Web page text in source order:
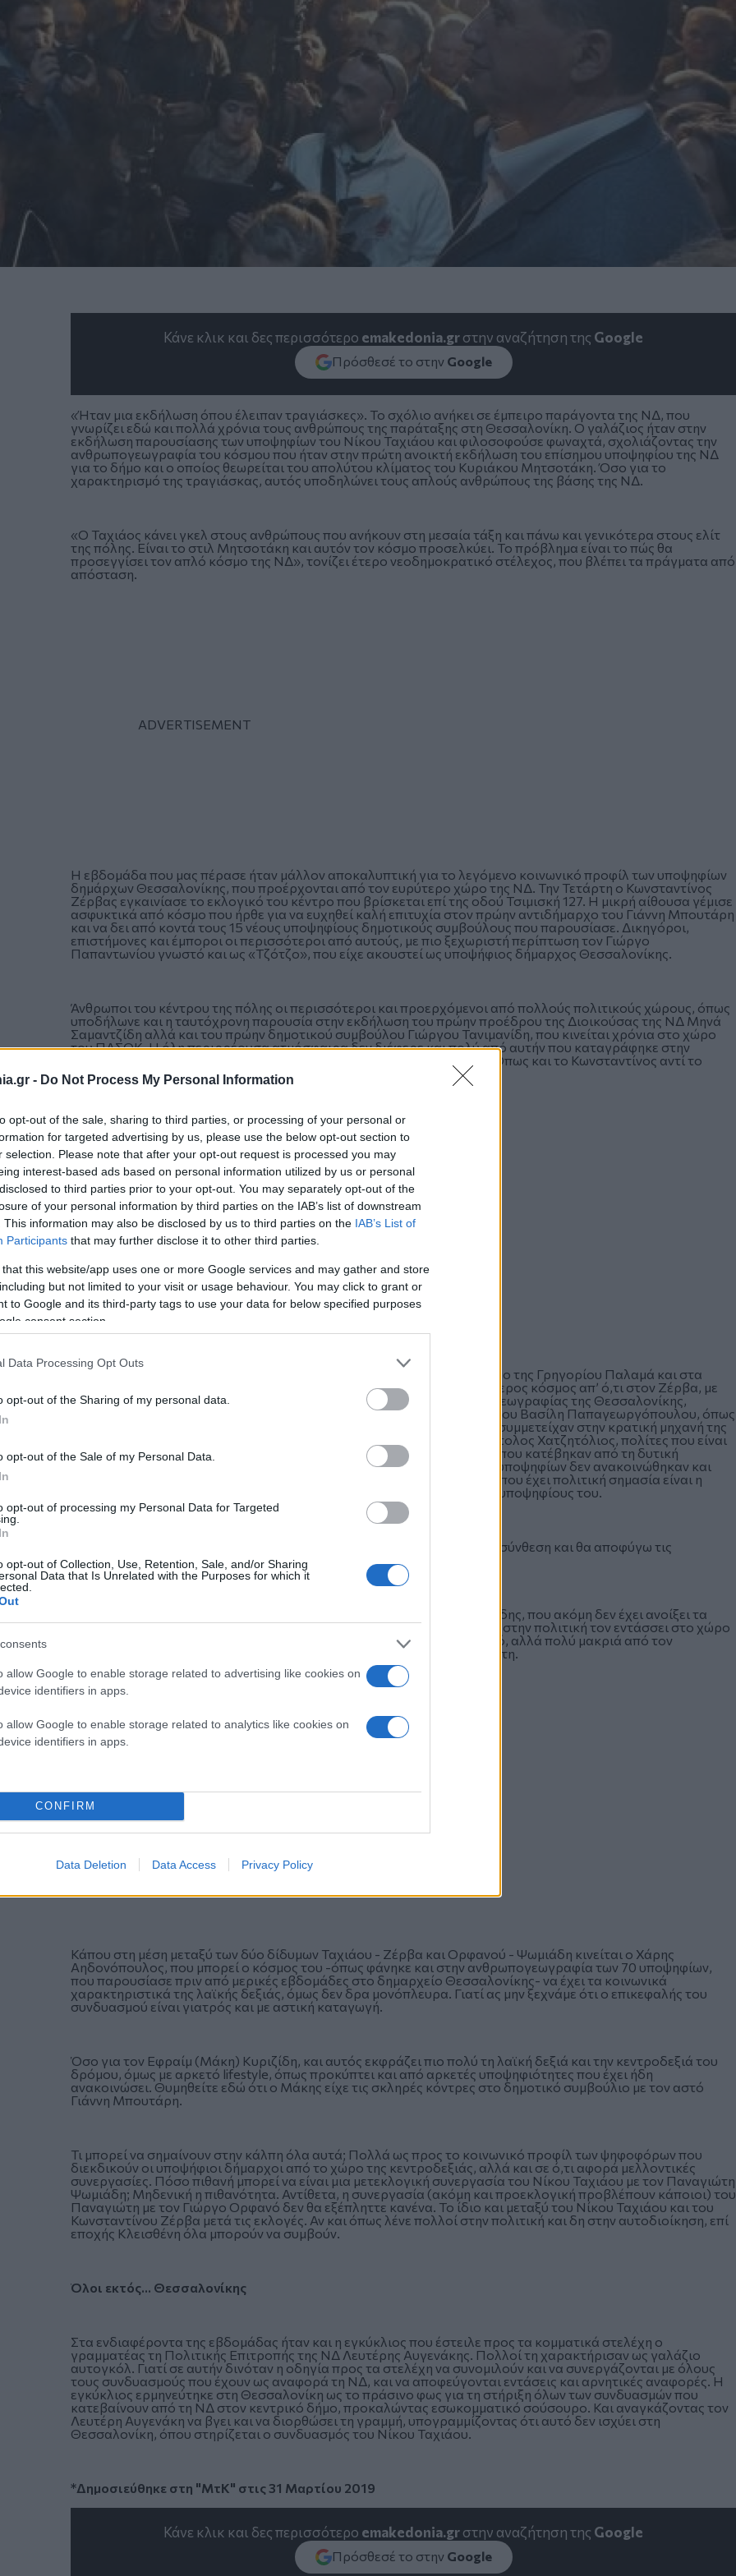
- Do Not Process My Personal Information
opt-out of the sale, sharing to third parties, or processing of your personal or
for targeted advertising by us, please use the below opt-out section to
selection. Please note that after your opt-out request is processed you may
interest-based ads based on personal information utilized by us or personal
to third parties prior to your opt-out. You may separately opt-out of the
of your personal information by third parties on the IAB’s list of downstream
This information may also be disclosed by us to third parties on the IAB’s List of
Participants that may further disclose it to other third parties.
that this website/app uses one or more Google services and may gather and store
but not limited to your visit or usage behaviour. You may click to grant or
to Google and its third-party tags to use your data for below specified purposes
consent section.
Data Processing Opt Outs
opt-out of the Sharing of my personal data.
opt-out of the Sale of my Personal Data.
opt-out of processing my Personal Data for Targeted
opt-out of Collection, Use, Retention, Sale, and/or Sharing
Data that Is Unrelated with the Purposes for which it
allow Google to enable storage related to advertising like cookies on
identifiers in apps.
allow Google to enable storage related to analytics like cookies on
identifiers in apps.
CONFIRM
Data Deletion Data Access Privacy Policy
Κάνε κλικ και δες περισσότερο emakedonia.grστην αναζήτηση της Google
Πρόσθεσέ το στην Google
«Ήταν μια εκδήλωση όπου έλειπαν τραγιάσκες». Το σχόλιο ανήκει σε έμπειρο παράγοντα της ΝΔ, που
γνωρίζει εδώ και πολλά χρόνια τους ανθρώπους της παράταξης στη Θεσσαλονίκη. Ο γαλάζιος ήταν στην
εκδήλωση παρουσίασης των υποψηφίων του Νίκου Ταχιάου και φιλοσοφούσε φωναχτά, σχολιάζοντας την
ανθρωπογεωγραφία του κόσμου που ήταν στην πρώτη ανοικτή εκδήλωση του επίσημου υποψηφίου της ΝΔ
για το δήμο και ο οποίος θεωρείται του απολύτου κλίματος του Κυριάκου Μητσοτάκη. Όσο για το
χαρακτηρισμό της τραγιάσκας, αυτός υποδηλώνει τους απλούς ανθρώπους της βάσης της ΝΔ.
«Ο Ταχιάος κάνει γκελ στους ανθρώπους που ανήκουν στη μεσαία τάξη και πάνω και γενικότερα στους ελίτ
της πόλης. Είναι το στιλ Μητσοτάκη και αυτόν τον κόσμο προσελκύει. Το πρόβλημα είναι το πώς θα
προσεγγίσει τον απλό κόσμο της ΝΔ», τονίζει έτερο νεοδημοκρατικό στέλεχος, που βλέπει τα πράγματα από
απόσταση.
Η εβδομάδα που μας πέρασε ήταν μάλλον αποκαλυπτική για το λεγόμενο κοινωνικό προφίλ των υποψηφίων
δημάρχων Θεσσαλονίκης, που προέρχονται από τον ευρύτερο χώρο της ΝΔ. Την Τετάρτη ο Κωνσταντίνος
Ζέρβας εγκαινίασε το εκλογικό του κέντρο που βρίσκεται επί της οδού Τσιμισκή 127. Η μικρή αίθουσα γέμισε
ασφυκτικά από κόσμο που ήρθε για να ευχηθεί καλή επιτυχία στον πρώην αντιδήμαρχο του Γιάννη Μπουτάρη
και να δει από κοντά τους 15 νέους υποψηφίους δημοτικούς συμβούλους που παρουσίασε. Δικηγόροι,
επιστήμονες και έμποροι οι περισσότεροι από αυτούς, με πιο ξεχωριστή περίπτωση τον Γιώργο
Παπαντωνίου γνωστό και ως «Τζότζο», που είχε ακουστεί ως υποψήφιος δήμαρχος Θεσσαλονίκης.
Άνθρωποι του κέντρου της πόλης οι περισσότεροι και προερχόμενοι από πολλούς πολιτικούς χώρους, όπως
υποδήλωνε και η ταυτόχρονη παρουσία στην εκδήλωση του πρώην προέδρου της Διοικούσας της ΝΔ Μηνά
Σαμαντζίδη αλλά και του πρώην δημοτικού συμβούλου Γιώργου Τανιμανίδη, που κινείται χρόνια στο χώρο
του ΠΑΣΟΚ. Η όλη περιρρέουσα ατμόσφαιρα δεν διέφερε και πολύ από αυτήν που καταγράφηκε στην
εκδήλωση του Νίκου Ταχιάου. Και αυτό έχει σίγουρα τη σημασία του. Όπως και το Κωνσταντίνος αντί το
Κώστας…
Μια ημέρα μετά, το προεκλογικό σκηνικό μεταφέρθηκε στον πεζόδρομο της Γρηγορίου Παλαμά και στα
εγκαίνια του προεκλογικού κέντρου του Γιώργου Ορφανού. Περισσότερος κόσμος απ’ ό,τι στον Ζέρβα, με
τις λεγόμενες τραγιάσκες να κυριαρχούν. Για το γνώστη της ανθρωπογεωγραφίας της Θεσσαλονίκης,
ενδιαφέρον είχαν οι παρουσίες ανθρώπων που μετείχαν στη διοίκηση του Βασίλη Παπαγεωργόπουλου, όπως
ο Νίκος Παπαγιανόπουλος και ο Θόδωρος Αθανάσαρος, στελέχη που συμμετείχαν στην κρατική μηχανή της
πρώτης καραμανλικής περιόδου, όπως ο Γιώργος Σκόδρας και ο Απόστολος Χατζητόλιος, πολίτες που είναι
παλιοί ψηφοφόροι του Γιώργου Ορφανού,αλλά και αρκετοί άνθρωποι που κατέβηκαν από τη δυτική
Θεσσαλονίκη, για να στηρίξουν τον υποψήφιο δήμαρχο. Νέα ονόματα υποψηφίων δεν ανακοινώθηκαν και
έτσι πέραν των πρώτων 37 δεν γνωρίζουμε κάτι παραπάνω, όμως αυτό που έχει πολιτική σημασία είναι η
στρατηγική του πρώην υπουργού να μην ανοίγει καβγάδες με τους ανθυποψηφίους του.
«Είναι τιμή μου να με λένε αντάρτη για την πόλη. Εγώ θα υπηρετήσω τη σύνθεση και θα αποφύγω τις
κοκορομαχίες. Όλοι με λένε Γιώργο», σημείωσε ο ομιλητής.
Κοντά στον Γιώργο Ορφανό φαίνεται ότι κινείται ο Παναγιώτης Ψωμιάδης, που ακόμη δεν έχει ανοίξει τα
χαρτιά του σε επίπεδο ανθρώπων. Όμως η μέχρι στιγμής παρουσία του στην πολιτική τον εντάσσει στο χώρο
της λαϊκής και πατριωτικής δεξιάς. Δηλαδή κοντά στον Γιώργο Ορφανό, αλλά πολύ μακριά από τον
Κωνσταντίνο Ζέρβα και τον Νίκο Ταχιάο. Όλοι τον φωνάζουν Παναγιώτη.
Κάπου στη μέση μεταξύ των δύο δίδυμων Ταχιάου - Ζέρβα και Ορφανού - Ψωμιάδη κινείται ο Χάρης
Αηδονόπουλος, που μπορεί ο κόσμος του -όπως φάνηκε και στην ανθρωπογεωγραφία των 70 υποψηφίων,
που παρουσίασε πριν από μερικές εβδομάδες στο δημαρχείο Θεσσαλονίκης- να έχει τα κοινωνικά
χαρακτηριστικά της λαϊκής δεξιάς, όμως δεν δρα μονόπλευρα. Γιατί ας μην ξεχνάμε ότι ο επικεφαλής του
συνδυασμού είναι γιατρός και με αστική καταγωγή.
Όσο για τον Εφραίμ (Μάκη) Κυριζίδη, και αυτός εκφράζει πιο πολύ τη λαϊκή δεξιά και την κεντροδεξιά του
δρόμου, όμως με αρκετό lifestyle, όπως προκύπτει και από αρκετές υποψηφιότητες που έχει ήδη
ανακοινώσει. Θυμηθείτε εδώ ότι ο Μάκης είχε τις σκληρές κόντρες στο δημοτικό συμβούλιο με τον αστό
Γιάννη Μπουτάρη.
Τι μπορεί να σημαίνουν στην κάλπη όλα αυτά; Πολλά ως προς το κοινωνικό προφίλ των ψηφοφόρων που
διεκδικούν οι υποψήφιοι δήμαρχοι από το χώρο της κεντροδεξιάς, αλλά και σε ό,τι αφορά μελλοντικές
συνεργασίες. Πόσο πιθανή μπορεί να είναι μια μετεκλογική συνεργασία του Νίκου Ταχιάου με τον Παναγιώτη
Ψωμιάδη; Μηδενική η πιθανότητα. Αντίθετα, η συνεργασία (ακόμη και προεκλογική προβλέπουν κάποιοι) του
Παναγιώτη με τον Γιώργο Ορφανό δεν θα εξέπληττε κανένα. Το ίδιο και μεταξύ του Νίκου Ταχιάου και του
Κωνσταντίνου Ζέρβα μετά τις εκλογές. Αν και όπως λένε πολλοί στην πολιτική και δη στην αυτοδιοίκηση, επί
εποχής Κλεισθένη όλα μπορούν να συμβούν.
Όλοι εκτός… Θεσσαλονίκης
Στα ενδιαφέροντα της εβδομάδας ήταν και η εγκύκλιος που έστειλε προς τα κομματικά στελέχη ο
γραμματέας τη Πολιτικής Επιτροπής της ΝΔ Λευτέρης Αυγενάκης. Πολλοί τη χαρακτήρισαν ως γαλάζιο
αυτογκόλ. Γιατί σε αυτήν δινόταν η οδηγία προς τα στελέχη να συνομιλούν και να συνεργάζονται με όλους
τους συνδυασμούς που έχουν ως αναφορά τη ΝΔ, και να αποφεύγονται εντάσεις και αρνητικές αναφορές. Η
εγκύκλιος ερμηνεύτηκε στη Θεσσαλονίκη ως το πράσινο φως για τη στήριξη όλων των συνδυασμών που
κατεβαίνουν από τη ΝΔ στον κεντρικό δήμο, προκαλώντας εσωκομματικό σούσουρο. Και αναγκάζοντας τον
Λευτέρη Αυγενάκη να βγει και να διορθώσει τη γραμμή, υπογραμμίζοντας ότι αυτό δεν ισχύει στη
Θεσσαλονίκη, όπου στηρίζεται ο συνδυασμός του Νίκου Ταχιάου.
*Δημοσιεύθηκε στη "ΜτΚ" στις 31 Μαρτίου 2019
Κάνε κλικ και δες περισσότερο emakedonia.grστην αναζήτηση της Google
Πρόσθεσέ το στην Google